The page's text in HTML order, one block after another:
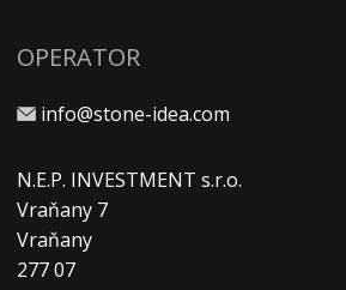
OPERATOR
info@stone-idea.com
N.E.P. INVESTMENT s.r.o.
Vraňany 7
Vraňany
277 07